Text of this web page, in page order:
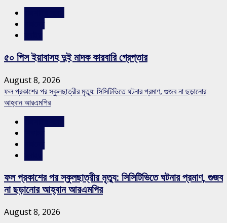
৫০ পিস ইয়াবাসহ দুই মাদক কারবারি গ্রেপ্তার
August 8, 2026
ফল প্রকাশের পর স্কুলছাত্রীর মৃত্যু: সিসিটিভিতে ঘটনার প্রমাণ, গুজব না ছড়ানোর
আহ্বান আরএমপির
ফল প্রকাশের পর স্কুলছাত্রীর মৃত্যু: সিসিটিভিতে ঘটনার প্রমাণ, গুজব
না ছড়ানোর আহ্বান আরএমপির
August 8, 2026